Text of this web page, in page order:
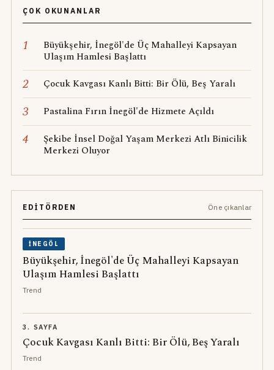
ÇOK OKUNANLAR
1
Büyükşehir, İnegöl'de Üç Mahalleyi Kapsayan
Ulaşım Hamlesi Başlattı
2 Çocuk Kavgası Kanlı Bitti: Bir Ölü, Beş Yaralı
3 Pastalina Fırın İnegöl'de Hizmete Açıldı
4
Şekibe İnsel Doğal Yaşam Merkezi Atlı Binicilik
Merkezi Oluyor
EDITÖRDEN Öne çıkanlar
İNEGÖL
Büyükşehir, İnegöl'de Üç Mahalleyi Kapsayan
Ulaşım Hamlesi Başlattı
Trend
3. SAYFA
Çocuk Kavgası Kanlı Bitti: Bir Ölü, Beş Yaralı
Trend